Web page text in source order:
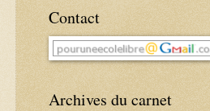
Contact
Archives du carnet